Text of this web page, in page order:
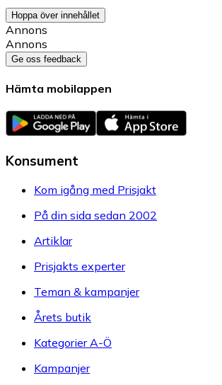
Hoppa över innehållet
Annons
Annons
Ge oss feedback
Hämta mobilappen
Konsument
Kom igång med Prisjakt
På din sida sedan 2002
Artiklar
Prisjakts experter
Teman & kampanjer
Årets butik
Kategorier A-Ö
Kampanjer